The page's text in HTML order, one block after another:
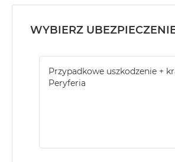
WYBIERZ
Przypadkowe uszkodzenie +
Peryferia